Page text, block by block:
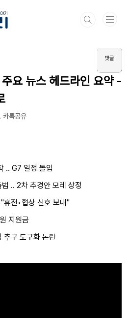
요 뉴스 헤드라인 요약 -
카톡공유
.. G7 일정 돌입
.. 2차 추경안 모레 상정
휴전•협상 신호 보내"
지원금
추구 도구화 논란